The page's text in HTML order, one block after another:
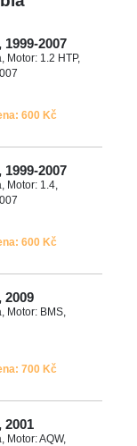
2007
Motor: 1.2 HTP,
600 Kč
2007
Motor: 1.4,
600 Kč
2009
Motor: BMS,
700 Kč
2001
Motor: AQW,